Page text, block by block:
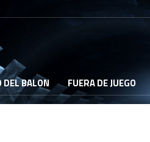
BALON FUERA DE JUEGO